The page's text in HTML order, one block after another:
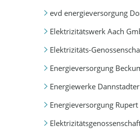
evd energieversorgung
Elektrizitätswerk Aach
Elektrizitäts-
Energieversorgung
Energiewerke
Energieversorgung Rupert